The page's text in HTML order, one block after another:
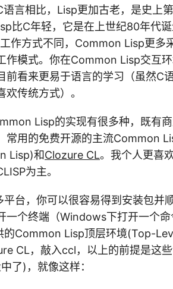
言相比，Lisp更加古老，是史上
比C年轻，它是在上世纪80年代
作方式不同，Common Lisp更多
作模式。你在Common Lisp交互
前看来更易于语言的学习（虽然C
传统方式）。
Lisp的实现有很多种，既有
常用的免费开源的主流Common
Lisp)和Clozure CL。我个人更喜
为主。
平台，你可以很容易得到安装包并
一个终端（Windows下打开一个
的Common Lisp顶层环境(Top-
CL，敲入ccl，以上的前提是这
了)，就像这样：